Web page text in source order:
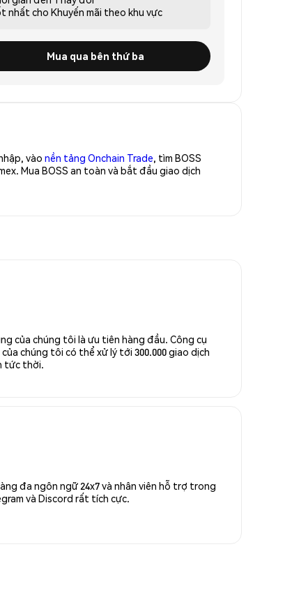
nhất cho Khuyến mãi theo khu vực
Mua qua bên thứ ba
vào nền tảng Onchain Trade, tìm BOSS
Mua BOSS an toàn và bắt đầu giao dịch
của chúng tôi là ưu tiên hàng đầu. Công cụ
chúng tôi có thể xử lý tới 300.000 giao dịch
tức thời.
đa ngôn ngữ 24x7 và nhân viên hỗ trợ trong
và Discord rất tích cực.